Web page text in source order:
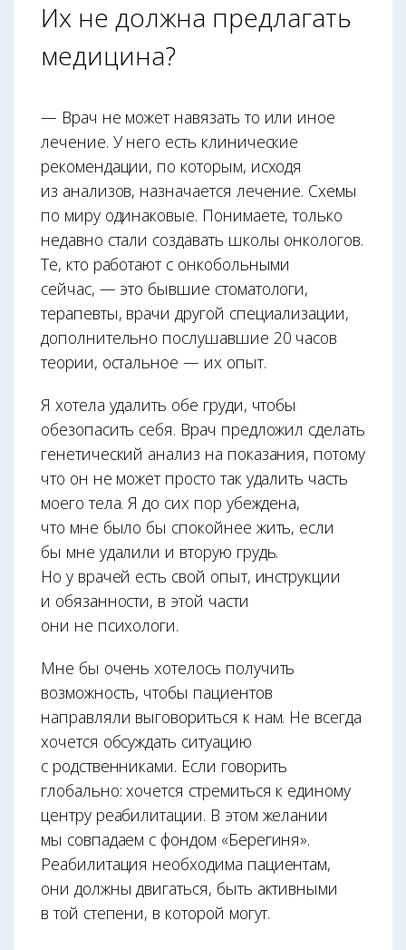
Их не должна предлагать
медицина?
— Врач не может навязать то или иное
лечение. У него есть клинические
рекомендации, по которым, исходя
из анализов, назначается лечение. Схемы
по миру одинаковые. Понимаете, только
недавно стали создавать школы онкологов.
Те, кто работают с онкобольными
сейчас, — это бывшие стоматологи,
терапевты, врачи другой специализации,
дополнительно послушавшие 20 часов
теории, остальное — их опыт.
Я хотела удалить обе груди, чтобы
обезопасить себя. Врач предложил сделать
генетический анализ на показания, потому
что он не может просто так удалить часть
моего тела. Я до сих пор убеждена,
что мне было бы спокойнее жить, если
бы мне удалили и вторую грудь.
Но у врачей есть свой опыт, инструкции
и обязанности, в этой части
они не психологи.
Мне бы очень хотелось получить
возможность, чтобы пациентов
направляли выговориться к нам. Не всегда
хочется обсуждать ситуацию
с родственниками. Если говорить
глобально: хочется стремиться к единому
центру реабилитации. В этом желании
мы совпадаем с фондом «Берегиня».
Реабилитация необходима пациентам,
они должны двигаться, быть активными
в той степени, в которой могут.